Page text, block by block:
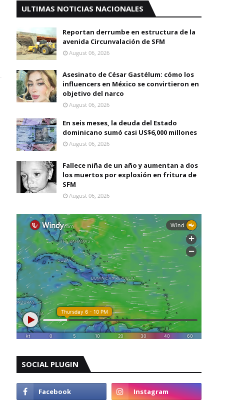
ULTIMAS NOTICIAS NACIONALES
Reportan derrumbe en estructura de la
avenida Circunvalación de SFM
August 06, 2026
Asesinato de César Gastélum: cómo los
influencers en México se convirtieron en
objetivo del narco
August 06, 2026
En seis meses, la deuda del Estado
dominicano sumó casi US$6,000 millones
August 06, 2026
Fallece niña de un año y aumentan a dos
los muertos por explosión en fritura de
SFM
August 06, 2026
SOCIAL PLUGIN